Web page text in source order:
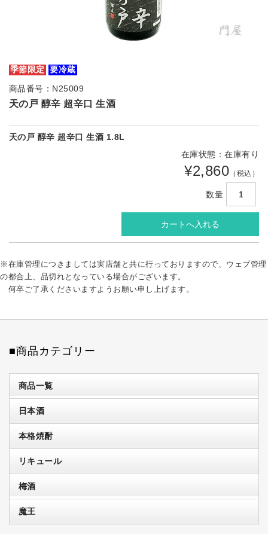
季節限定
要冷蔵
商品番号：N25009
天の戸 醇辛 超辛口 生酒
天の戸 醇辛 超辛口 生酒 1.8L
在庫状態：在庫有り
¥2,860 （税込）
数量
※在庫管理につきましては実店舗と共に行っておりますので、ウェブ管理
の都合上、品切れとなっている場合がございます。
何卒ご了承くださいますようお願い申し上げます。
■商品カテゴリー
商品一覧
日本酒
本格焼酎
リキュール
梅酒
魔王